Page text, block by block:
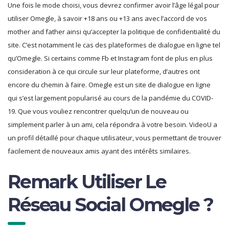
Une fois le mode choisi, vous devrez confirmer avoir l’âge légal pour
utiliser Omegle, à savoir +18 ans ou +13 ans avec l’accord de vos
mother and father ainsi qu’accepter la politique de confidentialité du
site. C’est notamment le cas des plateformes de dialogue en ligne tel
qu’Omegle. Si certains comme Fb et Instagram font de plus en plus
consideration à ce qui circule sur leur plateforme, d’autres ont
encore du chemin à faire. Omegle est un site de dialogue en ligne
qui s’est largement popularisé au cours de la pandémie du COVID-
19. Que vous vouliez rencontrer quelqu’un de nouveau ou
simplement parler à un ami, cela répondra à votre besoin. VideoU a
un profil détaillé pour chaque utilisateur, vous permettant de trouver
facilement de nouveaux amis ayant des intérêts similaires.
Remark Utiliser Le
Réseau Social Omegle ?